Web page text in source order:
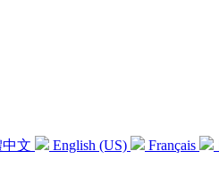
文 English (US) Français